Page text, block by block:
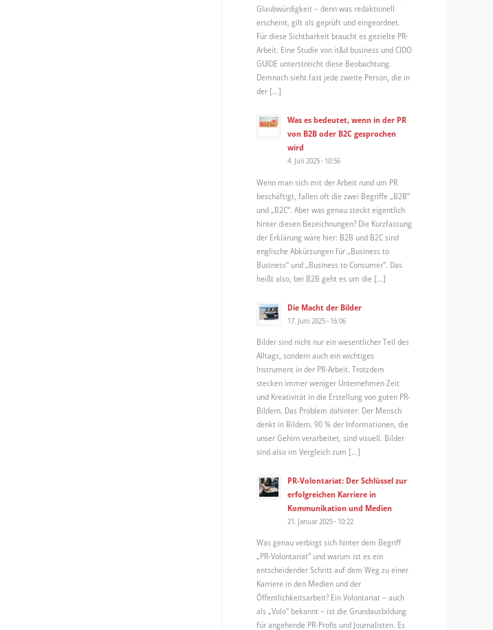
Glaubwürdigkeit – denn was redaktionell
erscheint, gilt als geprüft und eingeordnet.
Für diese Sichtbarkeit braucht es gezielte PR-
Arbeit. Eine Studie von it&d business und CIDO
GUIDE unterstreicht diese Beobachtung.
Demnach sieht fast jede zweite Person, die in
der […]
Was es bedeutet, wenn in der PR
von B2B oder B2C gesprochen
wird
4. Juli 2025 - 10:56
Wenn man sich mit der Arbeit rund um PR
beschäftigt, fallen oft die zwei Begriffe „B2B“
und „B2C“. Aber was genau steckt eigentlich
hinter diesen Bezeichnungen? Die Kurzfassung
der Erklärung wäre hier: B2B und B2C sind
englische Abkürzungen für „Business to
Business“ und „Business to Consumer“. Das
heißt also, bei B2B geht es um die […]
Die Macht der Bilder
17. Juni 2025 - 16:06
Bilder sind nicht nur ein wesentlicher Teil des
Alltags, sondern auch ein wichtiges
Instrument in der PR-Arbeit. Trotzdem
stecken immer weniger Unternehmen Zeit
und Kreativität in die Erstellung von guten PR-
Bildern. Das Problem dahinter: Der Mensch
denkt in Bildern. 90 % der Informationen, die
unser Gehirn verarbeitet, sind visuell. Bilder
sind also im Vergleich zum […]
PR-Volontariat: Der Schlüssel zur
erfolgreichen Karriere in
Kommunikation und Medien
21. Januar 2025 - 10:22
Was genau verbirgt sich hinter dem Begriff
„PR-Volontariat“ und warum ist es ein
entscheidender Schritt auf dem Weg zu einer
Karriere in den Medien und der
Öffentlichkeitsarbeit? Ein Volontariat – auch
als „Volo“ bekannt – ist die Grundausbildung
für angehende PR-Profis und Journalisten. Es